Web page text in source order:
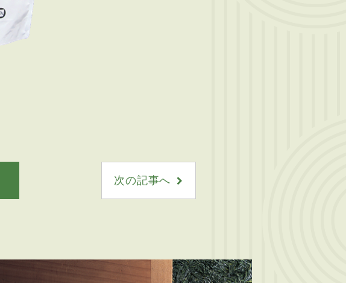
次の記事へ